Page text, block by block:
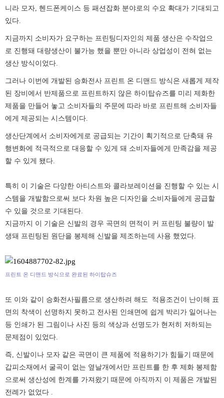
니라 모자, 헨드폰케이스 등 패션잡화 분야로의 수요 확대가 기대되고
있다.
지금까지 소비자가 요구하는 프린팅디자인의 제품 생산은 수작업으
로 진행돼 대량생산이 불가능 했을 뿐만 아니라 상업성이 전혀 없는
생산 방식이었다.
그러나 이번에 개발된 승화전사 프린트 온 디맨드 방식은 새롭게 제작
된 장비에서 반제품으로 프린트하지 않은 하이탑슈즈를 미리 제화한
제품을 만들어 놓고 소비자들의 주문에 따라 바로 프린트해 소비자들
에게 제공되는 시스템이다.
생산단계에서 소비자에게로 공급되는 기간이 획기적으로 단축돼 유
행변화에 적극적으로 대응할 수 있게 돼 소비자들에게 만족감을 제공
할 수 있게 됐다.
특히 이 기술은 다양한 아티스트와 콜라보레이션을 진행할 수 있는 시
스템을 개발함으로써 보다 차원 높은 디자인을 소비자들에게 공급할
수 있을 것으로 기대된다.
지금까지 이 기술은 신발의 경우 곡면의 면적이 커 프린팅 불량이 발
생돼 프린팅된 원단을 봉제해 신발을 제조하는데 사용 했었다.
프린트 온 디맨드 방식으로 완료된 하이탑슈즈
또 이와 같이 승화전사필름으로 생산하려 해도 적용조건이 난이해 표
면의 착색이 선명하지 못하고 전사된 인쇄면에 쉽게 박리가 일어나는
등 인쇄가 된 그림이나 사진 등의 색상과 선명도가 현저히 저하되는
문제점이 있었다.
즉, 신발이나 모자 같은 곡면이 큰 제품에 적용하기가 힘들기 때문에
갑피소재에서 굴곡이 없는 옆날개에서만 프린트를 한 후 제화 봉제함
으로써 생산성에 한계를 가져왔기 때문에 아직까지 이 제품은 개발된
전례가 없었다 .